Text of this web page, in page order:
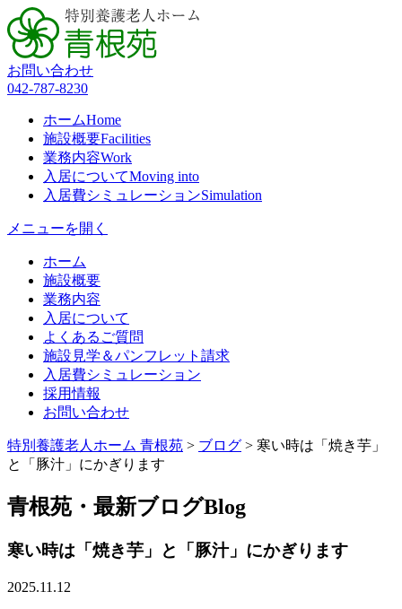
お問い合わせ
042-787-8230
ホームHome
施設概要Facilities
業務内容Work
入居についてMoving into
入居費シミュレーションSimulation
メニューを開く
ホーム
施設概要
業務内容
入居について
よくあるご質問
施設見学＆パンフレット請求
入居費シミュレーション
採用情報
お問い合わせ
特別養護老人ホーム 青根苑 > ブログ > 寒い時は「焼き芋」
と「豚汁」にかぎります
青根苑・最新ブログBlog
寒い時は「焼き芋」と「豚汁」にかぎります
2025.11.12